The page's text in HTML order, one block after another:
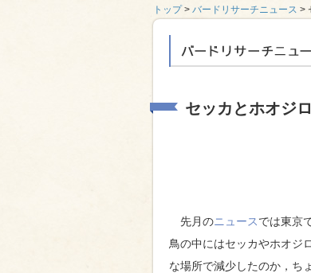
トップ> バードリサーチニュース >
セッカとホオジ
先月のニュースでは東京
鳥の中にはセッカやホオジ
な場所で減少したのか，ち